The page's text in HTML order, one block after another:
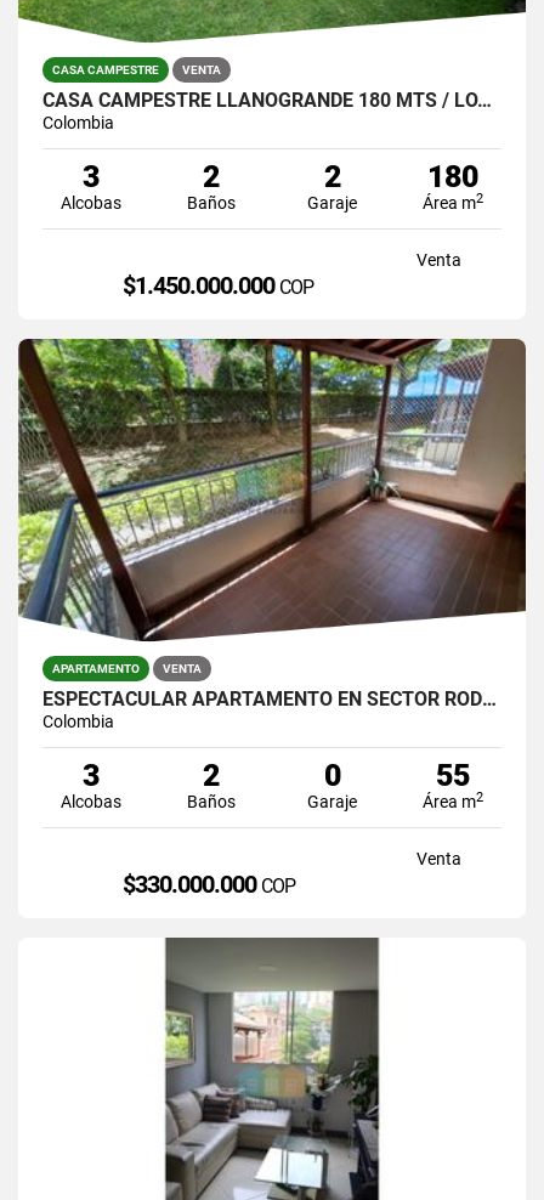
CASA CAMPESTRE VENTA
CASA CAMPESTRE LLANOGRANDE 180 MTS / LOTE 800 MTS $1.450.000.000
Colombia
3
Alcobas
2
Baños
2
Garaje
180
Área m2
Venta
$1.450.000.000 COP
APARTAMENTO VENTA
ESPECTACULAR APARTAMENTO EN SECTOR RODEO ALTO
Colombia
3
Alcobas
2
Baños
0
Garaje
55
Área m2
Venta
$330.000.000 COP